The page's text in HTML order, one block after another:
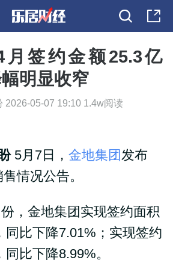
签约金额25.3亿
明显收窄
2026-05-07 19:10 1.4w阅读
5月7日， 金地集团发布
情况公告。
，金地集团实现签约面积
同比下降7.01%；实现签约
比下降8.99%。